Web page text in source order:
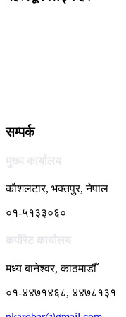
सम्पर्क
मुख्य कार्यालय
कौशलटार, भक्तपुर, नेपाल
०१-५१३३०६०
कर्पाेरेट कार्यालय
मध्य बानेश्वर, काठमाडौँ
०१-४४७१४६८, ४४७८१३१